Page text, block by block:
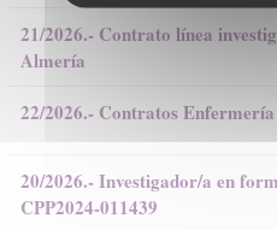
21/2026.- Contrato línea
Almería
22/2026.- Contratos
20/2026.- Investigador/a en
CPP2024-011439